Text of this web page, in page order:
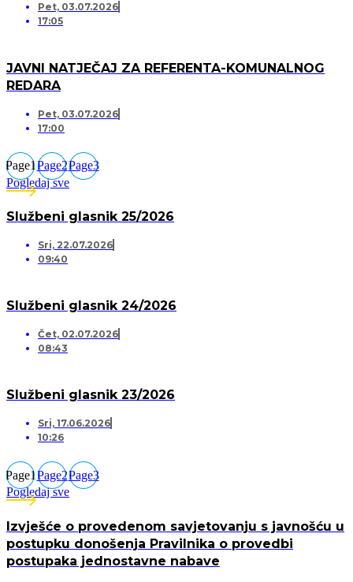
Pet, 03.07.2026
17:05
JAVNI NATJEČAJ ZA REFERENTA-KOMUNALNOG
REDARA
Pet, 03.07.2026
17:00
Page1Page2Page3
Pogledaj sve
Službeni glasnik 25/2026
Sri, 22.07.2026
09:40
Službeni glasnik 24/2026
Čet, 02.07.2026
08:43
Službeni glasnik 23/2026
Sri, 17.06.2026
10:26
Page1Page2Page3
Pogledaj sve
Izvješće o provedenom savjetovanju s javnošću u
postupku donošenja Pravilnika o provedbi
postupaka jednostavne nabave